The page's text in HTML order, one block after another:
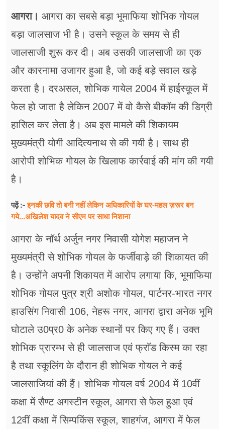
आगरा। आगरा का सबसे बड़ा भूमाफिया शोभिक गोयल
बड़ा जालसाज भी है। उसने स्कूल के समय से ही
जालसाजी शुरू कर दी। अब उसकी जालसाजी का एक
और कारनामा उजागर हुआ है, जो कई बड़े सवाल खड़े
करता है। दरअसल, शोभिक गायेल 2004 में हाईस्कूल में
फेल हो जाता है लेकिन 2007 में वो कैसे बीकॉम की डिग्री
हासिल कर लेता है। अब इस मामले की शिकायम
मुख्यमंत्री योगी आदित्यनाथ से की गयी है। साथ ही
आरोपी शोभिक गोयल के खिलाफ कार्रवाई की मांग की गयी
है।
पढ़ें :-इनकी छवि तो बनी नहीं लेकिन अधिकारियों के घर-महल ज़रूर बन
गये...अखिलेश यादव ने सीएम पर साधा​ निशाना
आगरा के नाॅर्थ अर्जुन नगर निवासी योगेश महाजन ने
मुख्यमंत्री से शोभिक गोयल के फर्जीवाड़े की शिकायत की
है। उन्होंने अपनी शिकायत में आरोप लगाया कि, भूमाफिया
शोभिक गोयल पुत्र श्री अशोक गोयल, पार्टनर-भारत नगर
हाउसिंग निवासी 106, नेहरू नगर, आगरा द्वारा अनेक भूमि
घोटाले उ0प्र0 के अनेक स्थानों पर किए गए हैं। उक्त
शोभिक प्रारम्भ से ही जालसाज एवं फ्राॅड किस्म का रहा
है तथा स्कूलिंग के दौरान ही शोभिक गोयल ने कई
जालसाजियां की हैं। शोभिक गोयल वर्ष 2004 में 10वीं
कक्षा में सैण्ट अगस्टीन स्कूल, आगरा से फेल हुआ एवं
12वीं कक्षा में सिम्पकिंस स्कूल, शाहगंज, आगरा में फेल